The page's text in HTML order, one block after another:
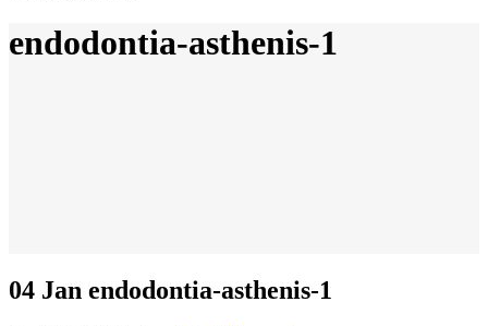
endodontia-asthenis-1
04 Jan endodontia-asthenis-1